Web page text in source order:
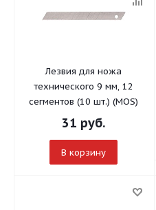
Лезвия для ножа
технического 9 мм, 12
сегментов (10 шт.) (MOS)
31 руб.
В корзину